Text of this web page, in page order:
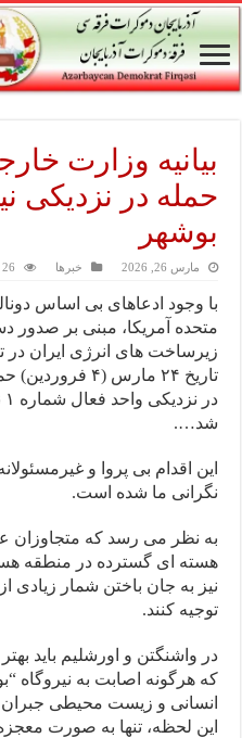
بیانیه وزارت
حمله در نزدیکی
بوشهر
مارس 26, 2026 خبرها 26 دیده شده
با وجود ادعاهای بی اساس
متحده آمریکا، مبنی بر صدور
تاریخ ۲۴ مارس
شد….
این اقدام بی پروا و
نگرانی ما شده است.
به نظر می رسد که متجاوزان
هسته ای گسترده در منطقه
نیز به جان باختن شمار زیادی
توجیه کنند.
در واشنگتن و اورشلیم باید
که هرگونه اصابت به نیروگاه
انسانی و زیست محیطی جبران
این لحظه، تنها به صورت